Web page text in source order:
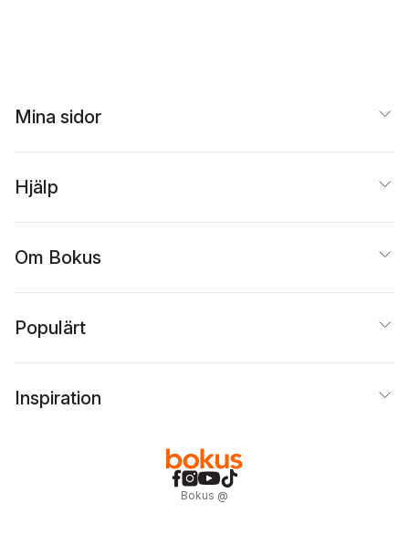
Mina sidor
Hjälp
Om Bokus
Populärt
Inspiration
Bokus @